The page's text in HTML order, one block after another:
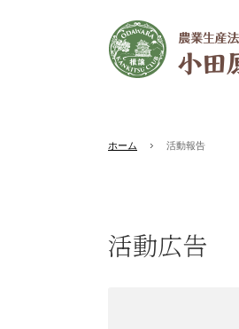
ホーム 活動報告
活動広告